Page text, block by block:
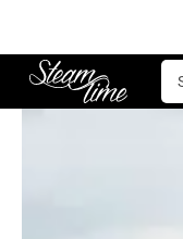
Steam time
Liquids